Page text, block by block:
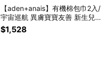
【aden+anais】有機棉包巾2入/
宇宙巡航 異膚寶寶友善 新生兒
包巾 月中愛用 育兒好夥伴 柔軟
小被被 床單 ✨新生禮✨彌月禮✨
$1,528